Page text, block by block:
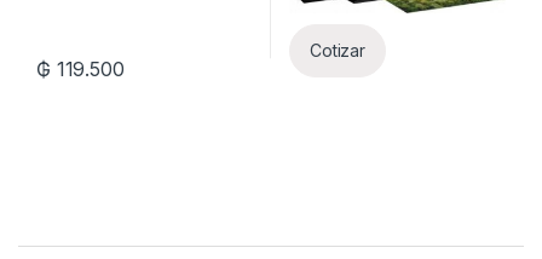
₲ 119.500
Cotizar